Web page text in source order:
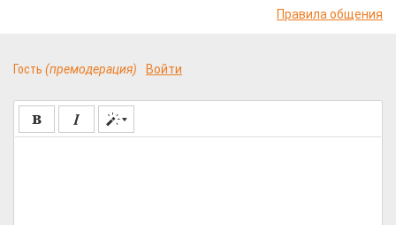
Правила общения
Гость (премодерация) Войти